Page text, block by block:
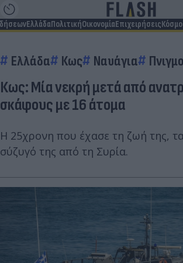
ΕλλάδαΠολιτικήΟικονομίαΕπιχειρήσεις
Ελλάδα Κως Ναυάγια
Κως: Μία νεκρή μετά από
σκάφους με 16 άτομα
Η 25χρονη που έχασε τη ζωή της,
σύζυγό της από τη Συρία.